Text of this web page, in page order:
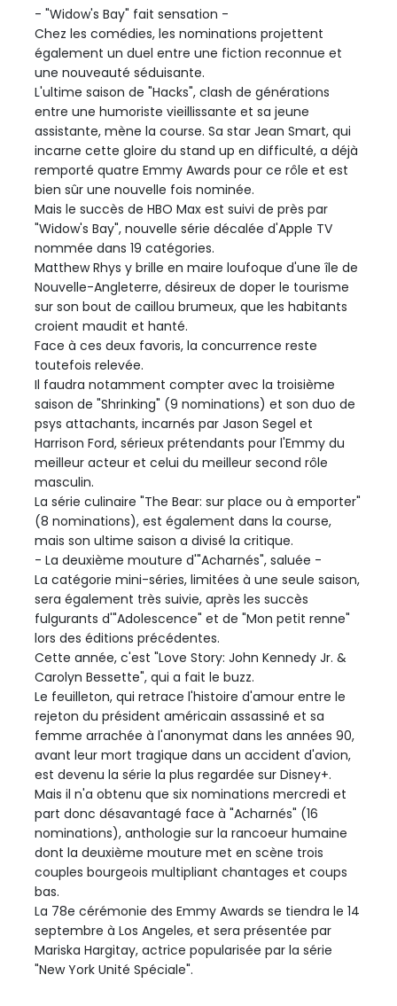
- "Widow's Bay" fait sensation -
Chez les comédies, les nominations projettent
également un duel entre une fiction reconnue et
une nouveauté séduisante.
L'ultime saison de "Hacks", clash de générations
entre une humoriste vieillissante et sa jeune
assistante, mène la course. Sa star Jean Smart, qui
incarne cette gloire du stand up en difficulté, a déjà
remporté quatre Emmy Awards pour ce rôle et est
bien sûr une nouvelle fois nominée.
Mais le succès de HBO Max est suivi de près par
"Widow's Bay", nouvelle série décalée d'Apple TV
nommée dans 19 catégories.
Matthew Rhys y brille en maire loufoque d'une île de
Nouvelle-Angleterre, désireux de doper le tourisme
sur son bout de caillou brumeux, que les habitants
croient maudit et hanté.
Face à ces deux favoris, la concurrence reste
toutefois relevée.
Il faudra notamment compter avec la troisième
saison de "Shrinking" (9 nominations) et son duo de
psys attachants, incarnés par Jason Segel et
Harrison Ford, sérieux prétendants pour l'Emmy du
meilleur acteur et celui du meilleur second rôle
masculin.
La série culinaire "The Bear: sur place ou à emporter"
(8 nominations), est également dans la course,
mais son ultime saison a divisé la critique.
- La deuxième mouture d'"Acharnés", saluée -
La catégorie mini-séries, limitées à une seule saison,
sera également très suivie, après les succès
fulgurants d'"Adolescence" et de "Mon petit renne"
lors des éditions précédentes.
Cette année, c'est "Love Story: John Kennedy Jr. &
Carolyn Bessette", qui a fait le buzz.
Le feuilleton, qui retrace l'histoire d'amour entre le
rejeton du président américain assassiné et sa
femme arrachée à l'anonymat dans les années 90,
avant leur mort tragique dans un accident d'avion,
est devenu la série la plus regardée sur Disney+.
Mais il n'a obtenu que six nominations mercredi et
part donc désavantagé face à "Acharnés" (16
nominations), anthologie sur la rancoeur humaine
dont la deuxième mouture met en scène trois
couples bourgeois multipliant chantages et coups
bas.
La 78e cérémonie des Emmy Awards se tiendra le 14
septembre à Los Angeles, et sera présentée par
Mariska Hargitay, actrice popularisée par la série
"New York Unité Spéciale".